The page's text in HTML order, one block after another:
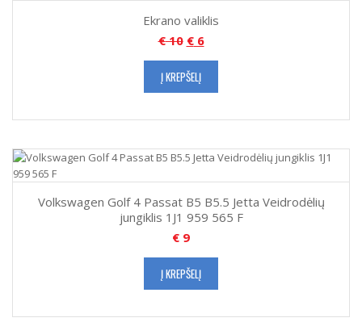
Ekrano valiklis
€10 €6
Į KREPŠELĮ
Volkswagen Golf 4 Passat B5 B5.5 Jetta Veidrodėlių
jungiklis 1J1 959 565 F
€ 9
Į KREPŠELĮ